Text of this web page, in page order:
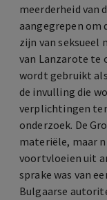
meerderheid van
aangegrepen om
zijn van seksueel
van Lanzarote te
wordt gebruikt
de invulling die
verplichtingen
onderzoek. De
materiële, maar
voortvloeien uit
sprake was van
Bulgaarse